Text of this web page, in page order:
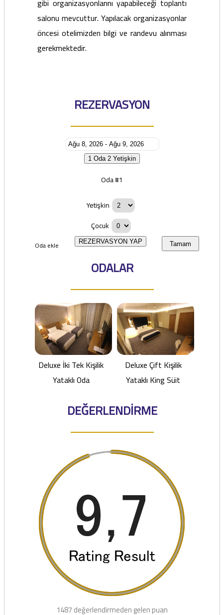
gibi organizasyonlarını yapabileceği toplantı
salonu mevcuttur. Yapılacak organizasyonlar
öncesi otelimizden bilgi ve randevu alınması
gerekmektedir.
REZERVASYON
1 Oda 2 Yetişkin
Oda #1
Yetişkin
Çocuk
Oda ekle Tamam
REZERVASYON YAP
ODALAR
Deluxe İki Tek Kişilik
Yataklı Oda
Deluxe Çift Kişilik
Yataklı King Süit
DEĞERLENDİRME
1487 değerlendirmeden gelen puan